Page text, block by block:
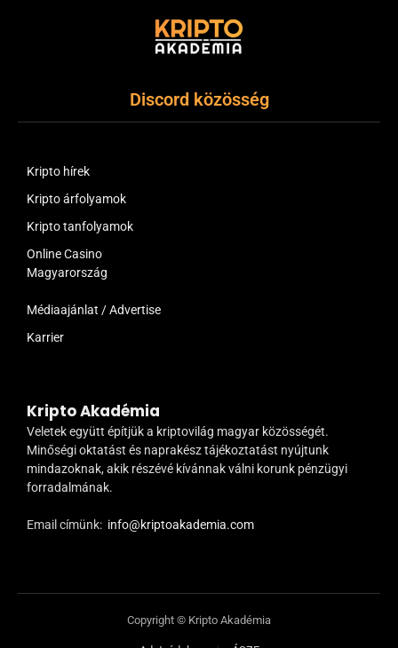
Discord közösség
Kripto hírek
Kripto árfolyamok
Kripto tanfolyamok
Online Casino
Magyarország
Médiaajánlat / Advertise
Karrier
Kripto Akadémia
Veletek együtt építjük a kriptovilág magyar közösségét.
Minőségi oktatást és naprakész tájékoztatást nyújtunk
mindazoknak, akik részévé kívánnak válni korunk pénzügyi
forradalmának.
Email címünk: info@kriptoakademia.com
Copyright © Kripto Akadémia